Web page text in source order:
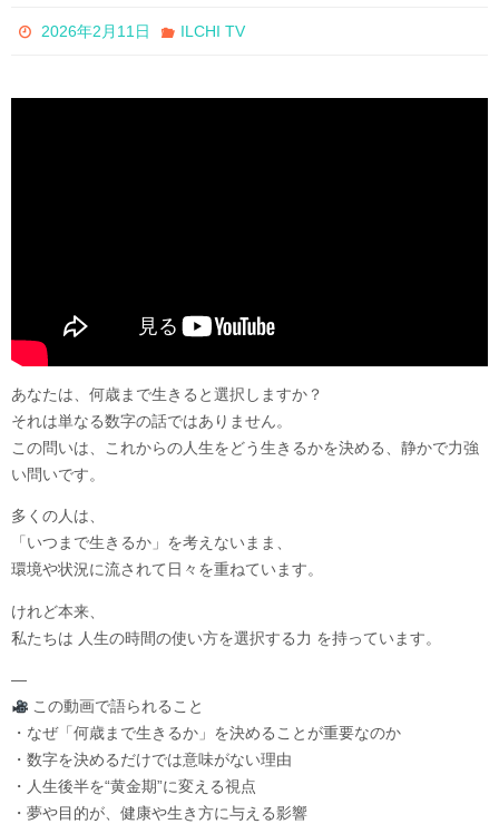
2026年2月11日 ILCHI TV
あなたは、何歳まで生きると選択しますか？
それは単なる数字の話ではありません。
この問いは、これからの人生をどう生きるかを決める、静かで力強
い問いです。
多くの人は、
「いつまで生きるか」を考えないまま、
環境や状況に流されて日々を重ねています。
けれど本来、
私たちは 人生の時間の使い方を選択する力 を持っています。
—
この動画で語られること
・なぜ「何歳まで生きるか」を決めることが重要なのか
・数字を決めるだけでは意味がない理由
・人生後半を“黄金期”に変える視点
・夢や目的が、健康や生き方に与える影響